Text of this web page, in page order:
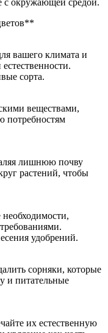
вашего климата и
сорта.
веществами,
потребностям
лишнюю почву
растений, чтобы
удобрений.
сорняки, которые
и питательные
их естественную